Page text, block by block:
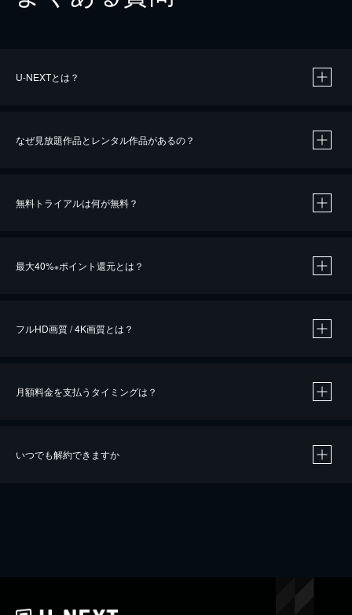
U-NEXTとは？
なぜ見放題作品とレンタル作品があるの？
無料トライアルは何が無料？
最大40%※ポイント還元とは？
※40％ポイント還元の対象は、クレジットカード決済による作品の購入 / レンタルです。
iOSアプリのUコイン決済による作品の購入 / レンタルは、20％のポイント還元です。
フルHD画質 / 4K画質とは？
月額料金を支払うタイミングは？
いつでも解約できますか